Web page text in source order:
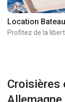
Location
Profitez de la
Croisières